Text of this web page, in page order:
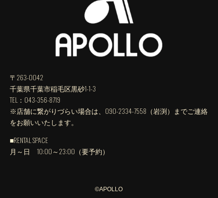
〒263-0042
千葉県千葉市稲毛区黒砂1-1-3
TEL：043-356-8719
※店舗に繋がりづらい場合は、090-2334-7558（岩渕）までご連絡
をお願いいたします。
■RENTAL SPACE
月～日 10:00～23:00（要予約）
©︎APOLLO